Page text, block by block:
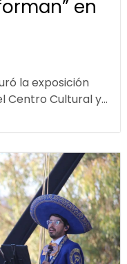
en
la exposición
Centro Cultural y...